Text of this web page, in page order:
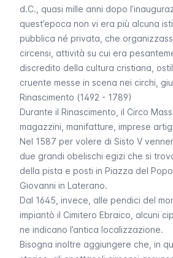
d.C., quasi mille anni dopo
quest’epoca non vi era più alcuna
pubblica né privata, che
circensi, attività su cui era
discredito della cultura cristiana,
cruente messe in scena nei circhi,
Rinascimento (1492 - 1789)
Durante il Rinascimento, il Circo
magazzini, manifatture, imprese
Nel 1587 per volere di Sisto V
due grandi obelischi egizi che si
della pista e posti in Piazza del
Giovanni in Laterano.
Dal 1645, invece, alle pendici del
impiantò il Cimitero Ebraico, alcuni
ne indicano l’antica localizzazione.
Bisogna inoltre aggiungere che, in